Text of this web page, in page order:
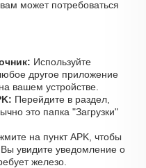
может потребоваться
Используйте
другое приложение
вашем устройстве.
Перейдите в раздел,
это папка "Загрузки"
на пункт APK, чтобы
Вы увидите уведомление о
железо.